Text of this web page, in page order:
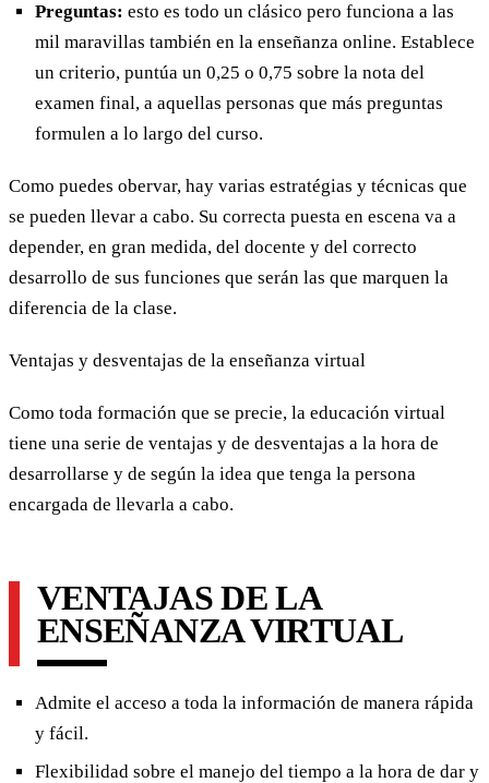
Preguntas: esto es todo un clásico pero funciona a las
mil maravillas también en la enseñanza online. Establece
un criterio, puntúa un 0,25 o 0,75 sobre la nota del
examen final, a aquellas personas que más preguntas
formulen a lo largo del curso.
Como puedes obervar, hay varias estratégias y técnicas que
se pueden llevar a cabo. Su correcta puesta en escena va a
depender, en gran medida, del docente y del correcto
desarrollo de sus funciones que serán las que marquen la
diferencia de la clase.
Ventajas y desventajas de la enseñanza virtual
Como toda formación que se precie, la educación virtual
tiene una serie de ventajas y de desventajas a la hora de
desarrollarse y de según la idea que tenga la persona
encargada de llevarla a cabo.
VENTAJAS DE LA
ENSEÑANZA VIRTUAL
Admite el acceso a toda la información de manera rápida
y fácil.
Flexibilidad sobre el manejo del tiempo a la hora de dar y